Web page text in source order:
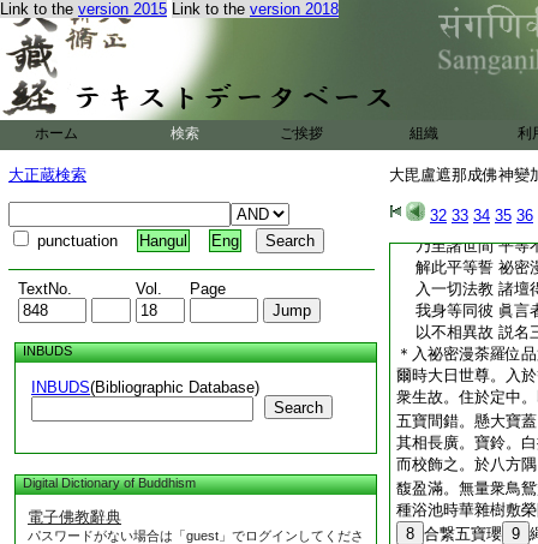
Link to the version 2015 Link to the version 2018
ホーム 検索 ご挨拶 組織 利
大正蔵検索
punctuation Hangul Eng
TextNo. Vol. Page
INBUDS
INBUDS(Bibliographic Database)
Search
Digital Dictionary of Buddhism
電子佛教辭典
パスワードがない場合は「guest」でログインしてくださ
大毘盧遮那成佛神變
32 33 34 35 36
爾時世尊。又復宣
眞言遍學者 通達
如法爲弟子 燒盡
謂以字燒字 因字
以十二支句 而作
如是三昧耶 一切
菩薩救世者 及佛
乃至諸世間 平等
解此平等誓 祕密
入一切法教 諸壇
我身等同彼 眞言
以不相異故 説名
＊入祕密漫荼羅位
爾時大日世尊。入
衆生故。住於定中
五寶間錯。懸大寶
其相長廣。寶鈴。
而校飾之。於八方
馥盈滿。無量衆鳥
種浴池時華雜樹敷
8 合繋五寶瓔 9